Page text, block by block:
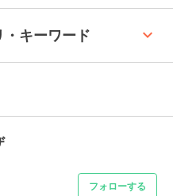
・キーワード keyboard_arrow_up
フォローする